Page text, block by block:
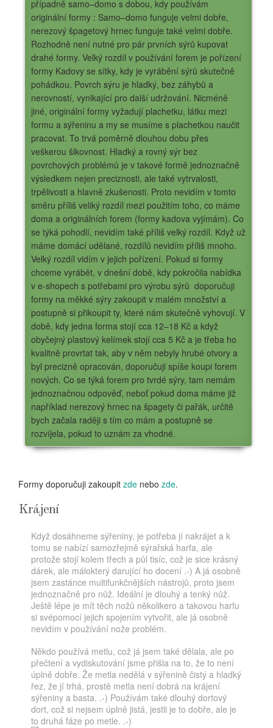
případně samo–domo s dobou, kdy používám
originální formy : Samo–domo funguje velmi dobře,
nerezový špagetový hrnec funguje také velmi dobře.
Rozhodně není nutné pro pár prvních sýrů kupovat
drahé formy. Velký rozdíl v používání forem je pořízení
formy Kadovy se sítky, kdy je vyrábění sýrů skutečně
pohádkou. Povrch sýru je hladký, bez záhybů a
nerovností, vynikající pro další udržování. Nicméně
jiné, originální formy vyžadují plachetku, látku mezi
formu a sýřeninu a my se musíme s plachetkou naučit
pracovat. To trvá poměrně dlouhou dobu přes
veškerou šikovnost. Hladký a rovný sýr bez
povrchových problémů je v takové formě jednoznačně
výsledkem nejen preciznosti, ale také vytrvalosti,
trpělivosti a hlavně zkušenosti. Proto nevidím v tomto
směru příliš veliký rozdíl mezi použitím toho, co máme
doma a originálních forem (formy kadova vyjímám). Co
se týká pohodlí, nevidím také příliš velký rozdíl. Když už
máme domácí udělané, rozdílů nevidím příliš mnoho.
Velký rozdíl vidím v jejich pořízení. Pokud si formy
chceme vyrábět, v dnešní době, kdy pokročila nabídka
v e-shopech s potřebami pro výrobu sýrů doporučuji
formy na měkké sýry zakoupit v malém množství a
postupně si přikoupit ty, které nám skutečně vyhovují. V
době, kdy jedna forma stojí cca 12–18 Kč a když
obyčejný plastový kelímek stojí cca 5 Kč a je třeba ho
kvalitně provrtat tak, aby v něm nebyly hrubé otvory a
byl precizně opracován, doporučuji spíše koupi forem
nových. Co se týká forem pro tvrdé sýry, tam nemám
jednoznačnou odpověď, neboť pokud doma máme již
například nerezový hrnec na špagety či pařák, určitě
bych začala raději s tím co mám a postupně se
rozvíjela, pokud to uznám za vhodné.
Formy doporučuji zakoupit zde nebo zde.
Krájení
Když dosáhneme sýřeniny, je potřeba jí nakrájet a k
tomu se nabízí samozřejmě sýrařská harfa, ale
protože stojí kolem třech a půl tisíc, což je sice krásný
dárek, ale málokterý darující ho docení .-) A já osobně
jsem zastánce multifunkčnějších nástrojů, proto jsem
jednoznačně pro nůž. Ideální je dlouhý a tenký nůž.
Ještě lépe je mít těch nožů několikero a takovou harfu
si svépomocí jejich spojením vytvořit, ale já osobně
nevidím v používání nože problém.
Někdo používá metlu, což já jsem také dělala, ale po
přečtení a vydiskutování jsme přišla na to, že to není
úplně dobře. Že metla nedělá v sýřenině čistý a hladký
řez, že jí trhá, prostě metla není dobrá na krájení
sýřeniny a basta. .-) Používám také dlouhý dortový
dort, což si nejsem úplně jistá, jestli je to dobře, ale je
to druhá fáze po metle. .-)